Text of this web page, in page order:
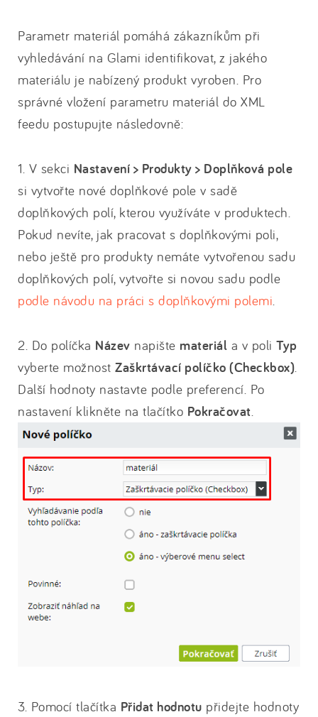
Parametr materiál pomáhá zákazníkům při
vyhledávání na Glami identifikovat, z jakého
materiálu je nabízený produkt vyroben. Pro
správné vložení parametru materiál do XML
feedu postupujte následovně:
1. V sekci Nastavení > Produkty > Doplňková pole
si vytvořte nové doplňkové pole v sadě
doplňkových polí, kterou využíváte v produktech.
Pokud nevíte, jak pracovat s doplňkovými poli,
nebo ještě pro produkty nemáte vytvořenou sadu
doplňkových polí, vytvořte si novou sadu podle
podle návodu na práci s doplňkovými polemi.
2. Do políčka Název napište materiál a v poli Typ
vyberte možnost Zaškrtávací políčko (Checkbox).
Další hodnoty nastavte podle preferencí. Po
nastavení klikněte na tlačítko Pokračovat.
3. Pomocí tlačítka Přidat hodnotu přidejte hodnoty